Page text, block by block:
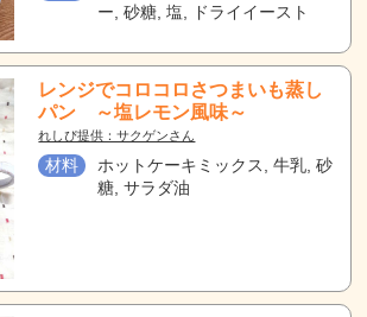
ー, 砂糖, 塩, ドライイースト
レンジでコロコロさつまいも蒸し
パン ～塩レモン風味～
れしぴ提供：サクゲンさん
材料
ホットケーキミックス, 牛乳, 砂
糖, サラダ油